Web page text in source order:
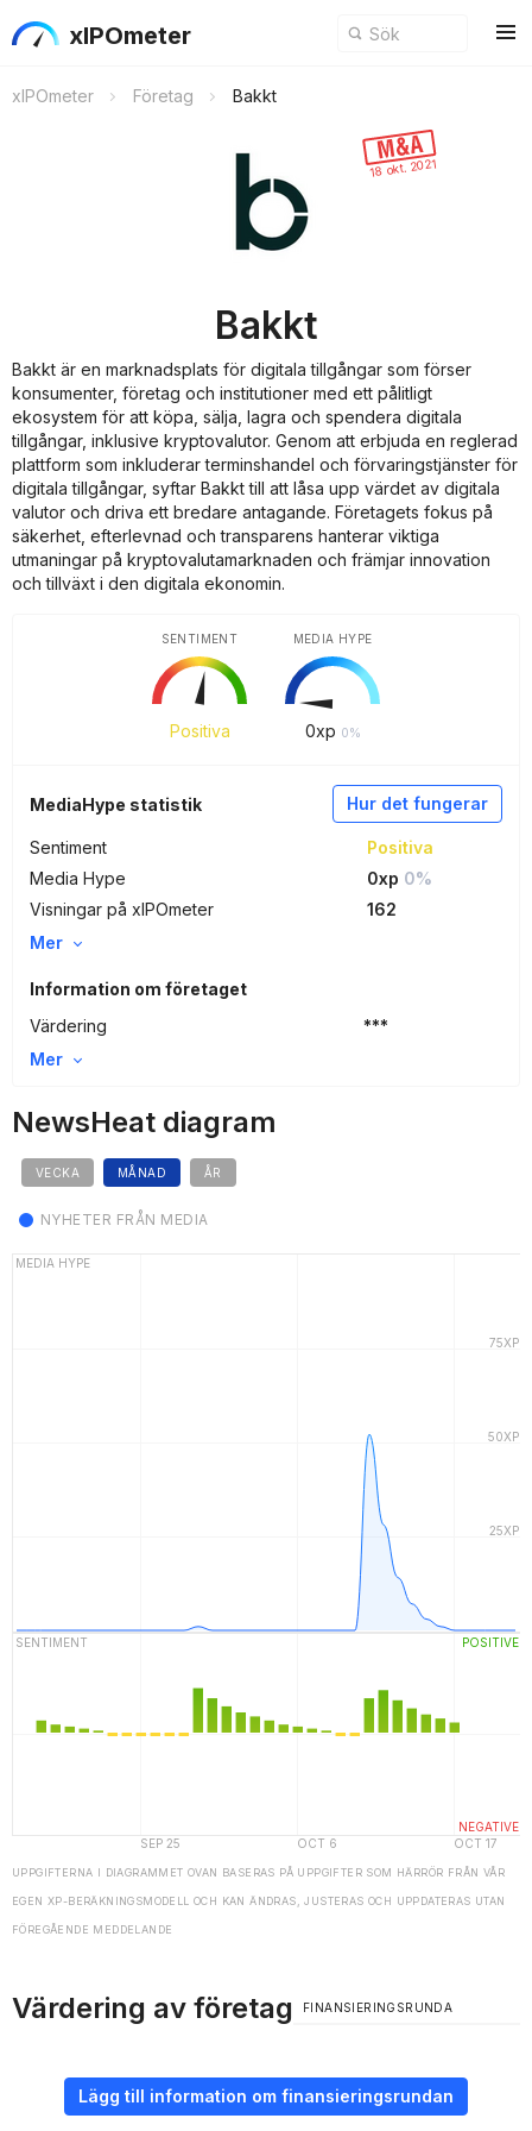
xIPOmeter
xIPOmeter Företag Bakkt
18 okt. 2021
Bakkt
Bakkt är en marknadsplats för digitala tillgångar som förser
konsumenter, företag och institutioner med ett pålitligt
ekosystem för att köpa, sälja, lagra och spendera digitala
tillgångar, inklusive kryptovalutor. Genom att erbjuda en reglerad
plattform som inkluderar terminshandel och förvaringstjänster för
digitala tillgångar, syftar Bakkt till att låsa upp värdet av digitala
valutor och driva ett bredare antagande. Företagets fokus på
säkerhet, efterlevnad och transparens hanterar viktiga
utmaningar på kryptovalutamarknaden och främjar innovation
och tillväxt i den digitala ekonomin.
Positiva
SENTIMENT
0xp 0%
MEDIA HYPE
Hur det fungerar
MediaHype statistik
Sentiment
Positiva
Media Hype
0xp 0%
Visningar på xIPOmeter
162
Mer
Information om företaget
Värdering
***
Mer
NewsHeat diagram
VECKA MÅNAD ÅR
NYHETER FRÅN MEDIA
UPPGIFTERNA I DIAGRAMMET OVAN BASERAS PÅ UPPGIFTER SOM HÄRRÖR FRÅN VÅR
EGEN XP-BERÄKNINGSMODELL OCH KAN ÄNDRAS, JUSTERAS OCH UPPDATERAS UTAN
FÖREGÅENDE MEDDELANDE
Värdering av företag FINANSIERINGSRUNDA
Lägg till information om finansieringsrundan